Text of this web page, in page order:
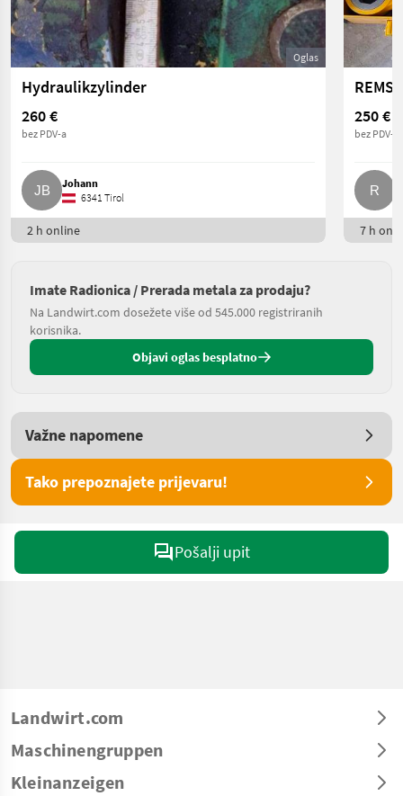
Oglas
Hydraulikzylinder
260 €
bez PDV-a
Johann
6341 Tirol
2 h online
250 €
bez PDV-a
7 h
Imate Radionica / Prerada metala za prodaju?
Na Landwirt.com dosežete više od 545.000 registriranih
korisnika.
Objavi oglas besplatno
Važne napomene
Tako prepoznajete prijevaru!
Pošalji upit
Landwirt.com
Maschinengruppen
Kleinanzeigen